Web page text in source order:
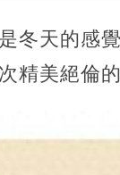
冬天的感
精美絕倫的